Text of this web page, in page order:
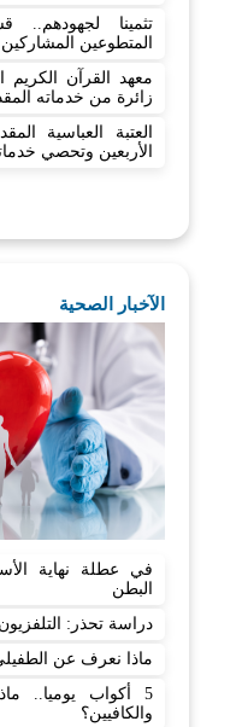
تثمينا لجهودهم..
المتطوعين
زائرة من خدماته
العتبة العباسية
الأربعين وتحصي
الآخبار الصحية
البطن
دراسة تحذر:
ماذا نعرف عن
5 أكواب يوميا..
والكافيين؟